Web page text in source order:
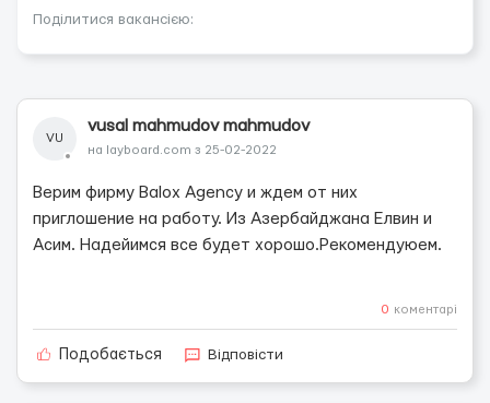
Поділитися вакансією:
VU
vusal mahmudov mahmudov
на layboard.com з 25-02-2022
Верим фирму Balox Agency и ждем от них
приглошение на работу. Из Азербайджана Елвин и
Асим. Надейимся все будет хорошо.Рекомендуюем.
0 коментарі
Подобається Відповісти